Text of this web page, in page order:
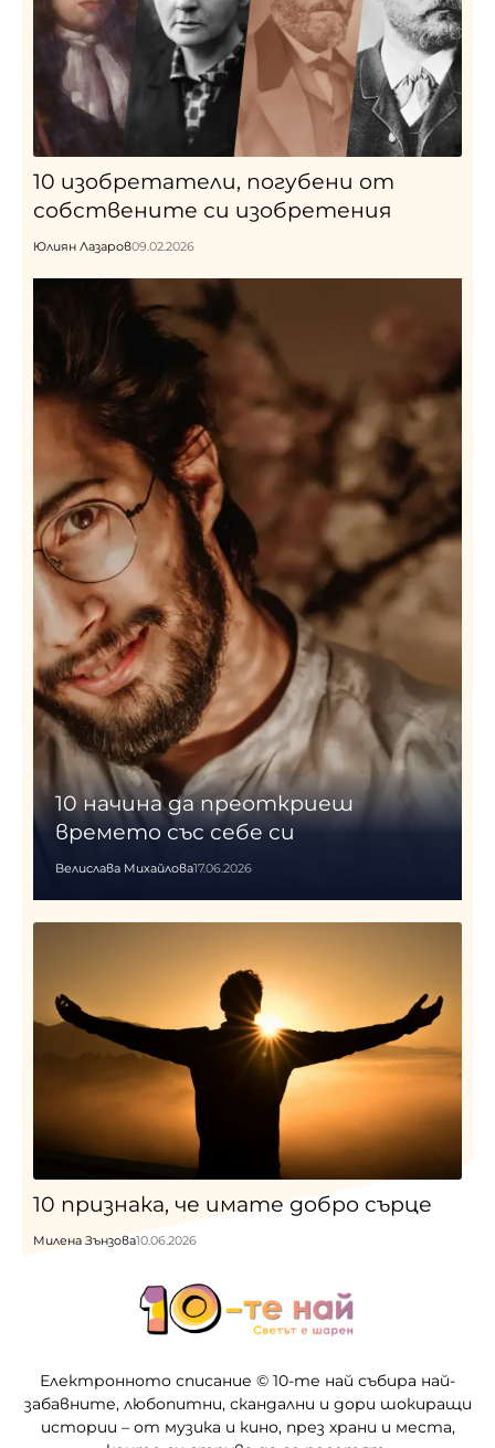
10 изобретатели, погубени от
собствените си изобретения
Юлиян Лазаров09.02.2026
10 начина да преоткриеш
времето със себе си
Велислава Михайлова17.06.2026
10 признака, че имате добро сърце
Милена Зънзова10.06.2026
Електронното списание © 10-те най събира най-
забавните, любопитни, скандални и дори шокиращи
истории – от музика и кино, през храни и места,